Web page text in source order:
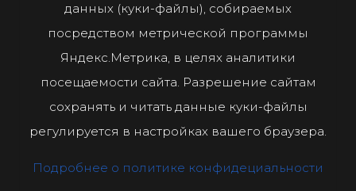
данных (куки-файлы), собираемых
посредством метрической программы
Яндекс.Метрика, в целях аналитики
посещаемости сайта. Разрешение сайтам
сохранять и читать данные куки-файлы
регулируется в настройках вашего браузера.
Подробнее о политике конфидециальности